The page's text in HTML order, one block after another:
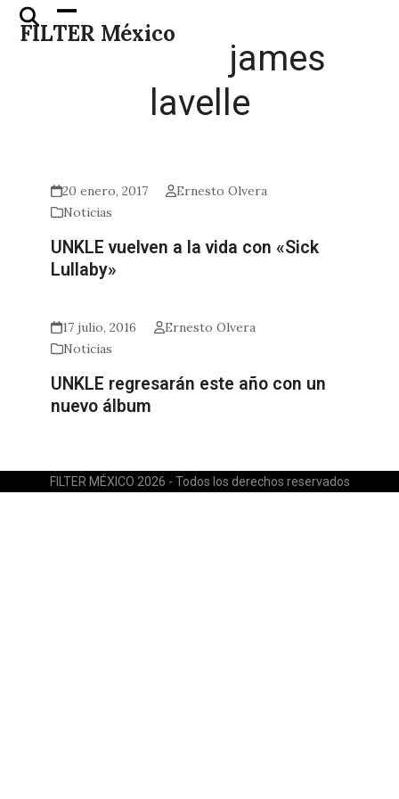
Skip
FILTER México
Open
mobile
Close
mobile
james
lavelle
20 enero, 2017
Ernesto Olvera
Noticias
UNKLE vuelven a la vida con «Sick
Lullaby»
17 julio, 2016
Ernesto Olvera
Noticias
UNKLE regresarán este año con un
nuevo álbum
FILTER MÉXICO 2026 - Todos los derechos reservados